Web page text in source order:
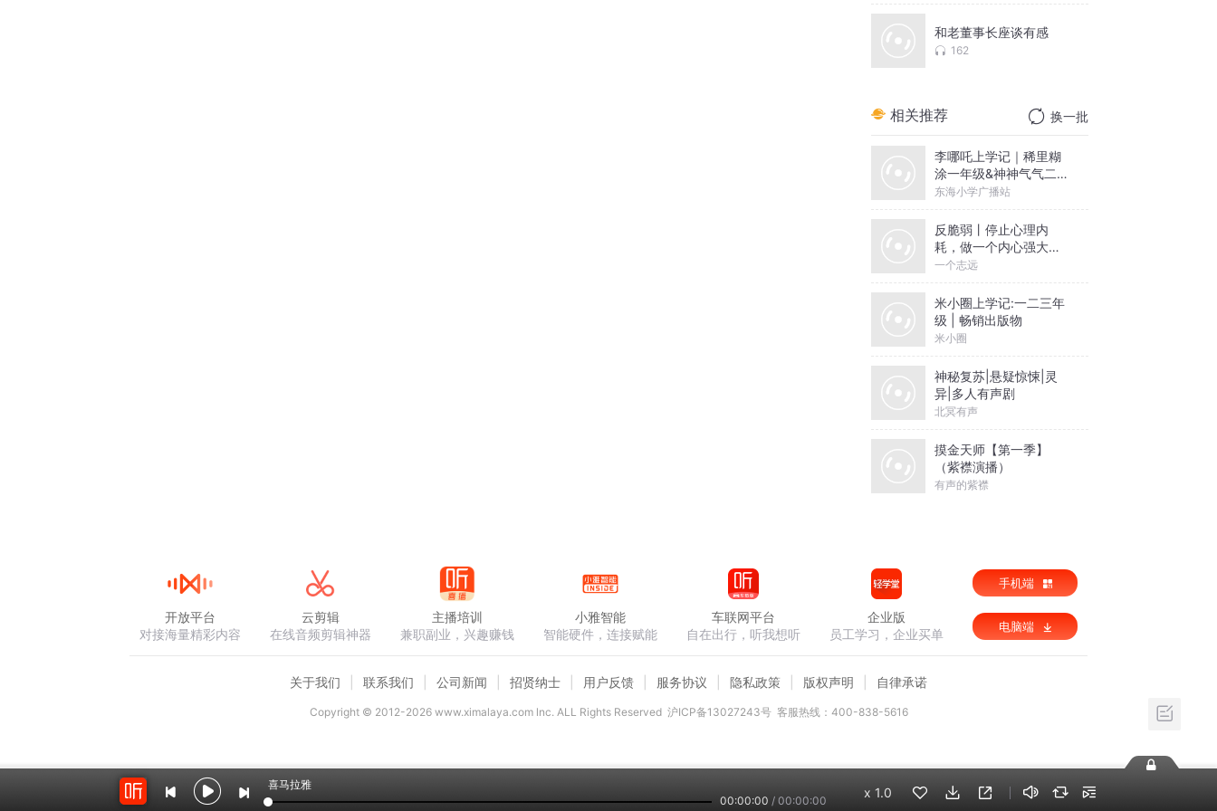
和老董事长座谈有感
162
相关推荐 换一批
李哪吒上学记｜稀里糊
涂一年级&神神气气二年
级
东海小学广播站
反脆弱丨停止心理内
耗，做一个内心强大的
人丨一个志远演播
一个志远
米小圈上学记:一二三年
级 | 畅销出版物
米小圈
神秘复苏|悬疑惊悚|灵
异|多人有声剧
北冥有声
摸金天师【第一季】
（紫襟演播）
有声的紫襟
喜马拉雅
00:00:00 / 00:00:00
x 1.0
开放平台
对接海量精彩内容
云剪辑
在线音频剪辑神器
主播培训
兼职副业，兴趣赚钱
小雅智能
智能硬件，连接赋能
车联网平台
自在出行，听我想听
企业版
员工学习，企业买单
手机端
电脑端
关于我们 联系我们 公司新闻 招贤纳士 用户反馈 服务协议 隐私政策 版权声明 自律承诺
Copyright © 2012-2026www.ximalaya.com lnc. ALL Rights Reserved 沪ICP备13027243号 客服热线：400-838-5616